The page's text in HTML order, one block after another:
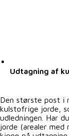
Udtagning af
Den største post i
kulstofrige jorde,
udledningen. Har
jorde (arealer